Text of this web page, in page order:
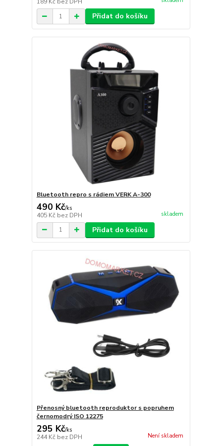
189 Kč bez DPH
Přidat do košíku
Bluetooth repro s rádiem VERK A-300
490 Kč/ks
405 Kč bez DPH skladem
Přidat do košíku
Přenosný bluetooth reproduktor s popruhem
černomodrý ISO 12275
295 Kč/ks
244 Kč bez DPH Není skladem